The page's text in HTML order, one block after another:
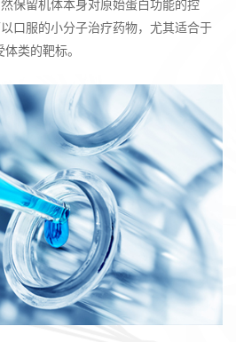
保留机体本身对原始蛋白功能的控
口服的小分子治疗药物，尤其适合于
类的靶标。